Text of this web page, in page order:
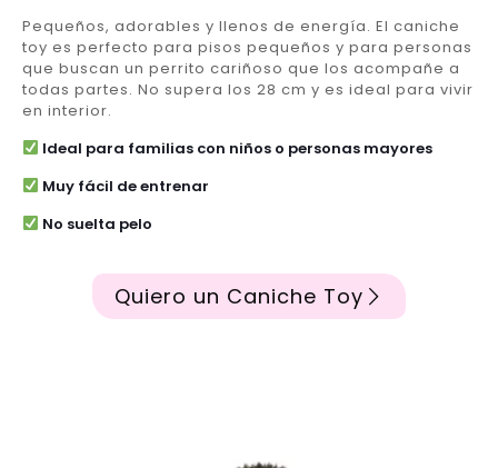
Pequeños, adorables y llenos de energía. El caniche
toy es perfecto para pisos pequeños y para personas
que buscan un perrito cariñoso que los acompañe a
todas partes. No supera los 28 cm y es ideal para vivir
en interior.
Ideal para familias con niños o personas mayores
Muy fácil de entrenar
No suelta pelo
Quiero un Caniche Toy